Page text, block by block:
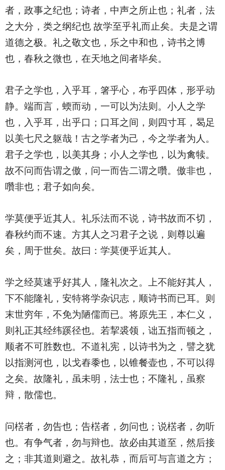
者，政事之纪也；诗者，中声之所止也；礼者，法
之大分，类之纲纪也 故学至乎礼而止矣。夫是之谓
道德之极。礼之敬文也，乐之中和也，诗书之博
也，春秋之微也，在天地之间者毕矣。
君子之学也，入乎耳，箸乎心，布乎四体，形乎动
静。端而言，蝡而动，一可以为法则。小人之学
也，入乎耳，出乎口；口耳之间，则四寸耳，曷足
以美七尺之躯哉！古之学者为己，今之学者为人。
君子之学也，以美其身；小人之学也，以为禽犊。
故不问而告谓之傲，问一而告二谓之囋。傲非也，
囋非也；君子如向矣。
学莫便乎近其人。礼乐法而不说，诗书故而不切，
春秋约而不速。方其人之习君子之说，则尊以遍
矣，周于世矣。故曰：学莫便乎近其人。
学之经莫速乎好其人，隆礼次之。上不能好其人，
下不能隆礼，安特将学杂识志，顺诗书而已耳。则
末世穷年，不免为陋儒而已。将原先王，本仁义，
则礼正其经纬蹊径也。若挈裘领，诎五指而顿之，
顺者不可胜数也。不道礼宪，以诗书为之，譬之犹
以指测河也，以戈舂黍也，以锥餐壶也，不可以得
之矣。故隆礼，虽未明，法士也；不隆礼，虽察
辩，散儒也。
问楛者，勿告也；告楛者，勿问也；说楛者，勿听
也。有争气者，勿与辩也。故必由其道至，然后接
之；非其道则避之。故礼恭，而后可与言道之方；